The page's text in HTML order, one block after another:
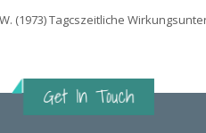
W. (1973) Tagcszeitliche